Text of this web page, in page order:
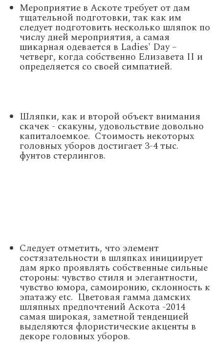
Мероприятие в Аскоте требует от дам
тщательной подготовки, так как им
следует подготовить несколько шляпок по
числу дней мероприятия, а самая
шикарная одевается в Ladies' Day –
четверг, когда собственно Елизавета II и
определяется со своей симпатией.
Шляпки, как и второй объект внимания
скачек - скакуны, удовольствие довольно
капиталоемкое. Стоимость некоторых
головных уборов достигает 3-4 тыс.
фунтов стерлингов.
Следует отметить, что элемент
состязательности в шляпках инициирует
дам ярко проявлять собственные сильные
стороны: чувство стиля и элегантности,
чувство юмора, самоиронию, склонность к
эпатажуetc. Цветовая гамма дамских
шляпных предпочтений Аскота -2014
самая широкая, заметной тенденцией
выделяются флористические акценты в
декоре головных уборов.